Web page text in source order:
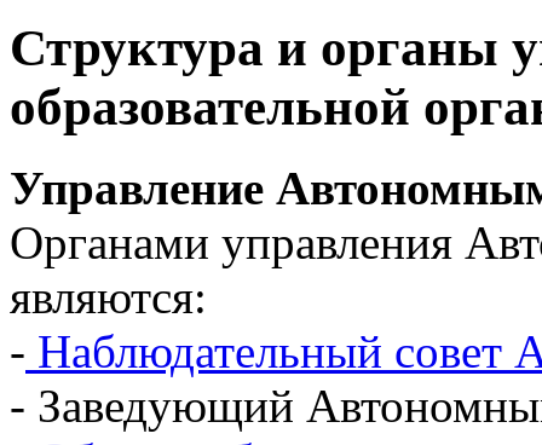
Структура и органы
образовательной
Управление
Органами управления
являются:
- Наблюдательный совет
- Заведующий